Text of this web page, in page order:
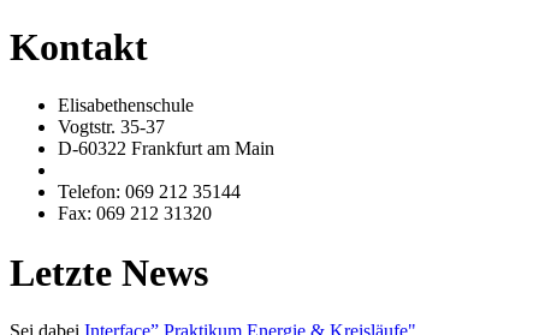
Kontakt
Elisabethenschule
Vogtstr. 35-37
D-60322 Frankfurt am Main
Telefon: 069 212 35144
Fax: 069 212 31320
Letzte News
Sei dabei Interface” Praktikum Energie & Kreisläufe"